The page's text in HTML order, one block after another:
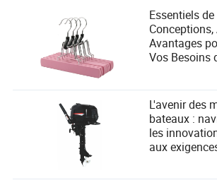
trimestriellement, pour garantir des
optimales et une longévité.
Q : Y a-t-il des préoccupations de
l'utilisation d'une machine à coudre pour
R : Assurez-vous de manipuler et
et respectez toujours les consignes de
par le fabricant. Un équipement de
nécessaire pour certaines opérations.
Essentiels
Avantages
Vos Besoins
L'avenir des
bateaux :
les
aux